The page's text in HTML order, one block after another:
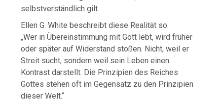
selbstverständlich gilt.
Ellen G. White beschreibt diese Realität so:
„Wer in Übereinstimmung mit Gott lebt, wird früher
oder später auf Widerstand stoßen. Nicht, weil er
Streit sucht, sondern weil sein Leben einen
Kontrast darstellt. Die Prinzipien des Reiches
Gottes stehen oft im Gegensatz zu den Prinzipien
dieser Welt.“